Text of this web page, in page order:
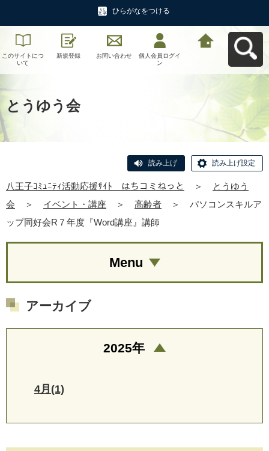
ひらがなをつける
このサイトにつ
いて
新規登録 お問い合わせ
個人会員ログイ
ン
とうゆう会
読み上げ 読み上げ設定
八王子ｺﾐｭﾆﾃｨ活動応援ｻｲﾄ はちコミねっと ＞
とうゆう
会
＞ イベント・講座 ＞ 高齢者 ＞
パソコンスキルア
ップ同好会R７年度『Word講座』講師
Menu
アーカイブ
2025年
4月(1)